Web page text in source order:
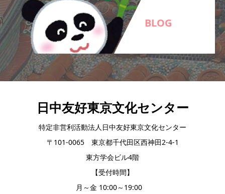
BLOG
日中友好東京文化センター
特定非営利活動法人日中友好東京文化センター
〒101-0065 東京都千代田区西神田2-4-1
東方学会ビル4階
【受付時間】
月～金 10:00～19:00